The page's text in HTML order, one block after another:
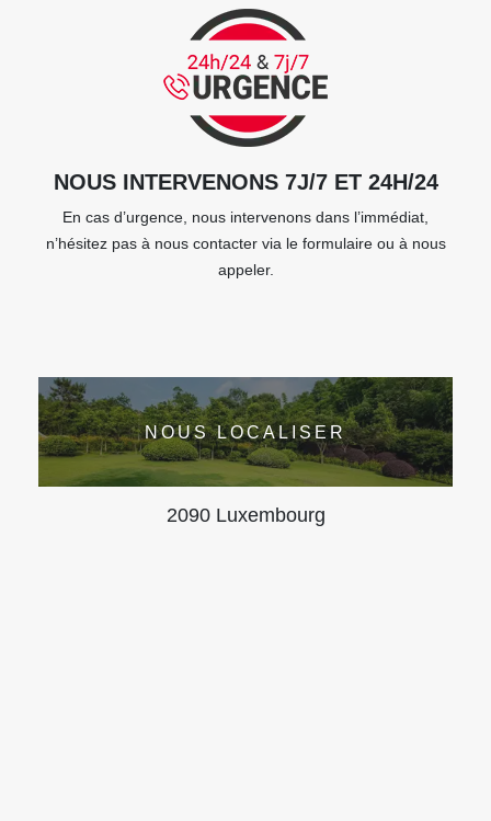
NOUS INTERVENONS 7J/7 ET 24H/24
En cas d’urgence, nous intervenons dans l’immédiat,
n’hésitez pas à nous contacter via le formulaire ou à nous
appeler.
NOUS LOCALISER
2090 Luxembourg